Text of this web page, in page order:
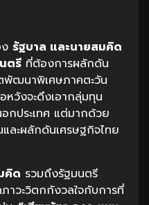
รัฐบาล และนายสมคิด
ตรี ที่ต้องการผลักดัน
พัฒนาพิเศษภาคตะวัน
หวังจะดึงเอากลุ่มทุน
กประเทศ แต่มากด้วย
ละผลักดันเศรษฐกิจไทย
คิด รวมถึงรัฐมนตรี
าวะวิตกกังวลใจกับการที่